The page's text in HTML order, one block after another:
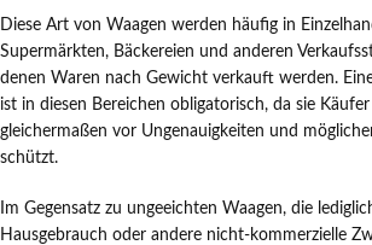
Diese Art von Waagen werden häufig in
Supermärkten, Bäckereien und anderen
denen Waren nach Gewicht verkauft werden.
ist in diesen Bereichen obligatorisch, da sie
gleichermaßen vor Ungenauigkeiten und
schützt.
Im Gegensatz zu ungeeichten Waagen, die
Hausgebrauch oder andere nicht-kommerzielle